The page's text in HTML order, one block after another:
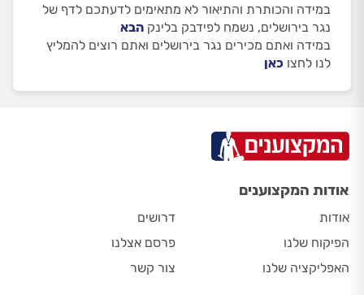
במידה והכותרת והתיאור לא מתאימים לדעתכם לדף של
נגר בירושלים, נשמח לפידבק בלינק הבא
במידה ואתם מכירים נגר בירושלים ואתם רוצים להמליץ
לנו לחצו כאן
אודות המקצוענים
אודות
הפיקוח שלנו
האפליקציה שלנו
דרושים
פרסם אצלנו
צור קשר